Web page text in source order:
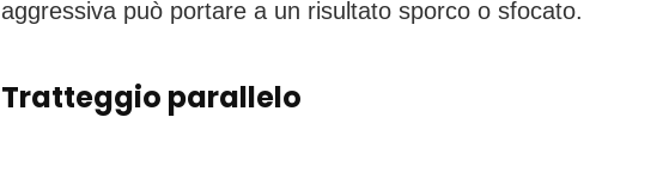
aggressiva può portare a un risultato sporco o sfocato.
Tratteggio parallelo